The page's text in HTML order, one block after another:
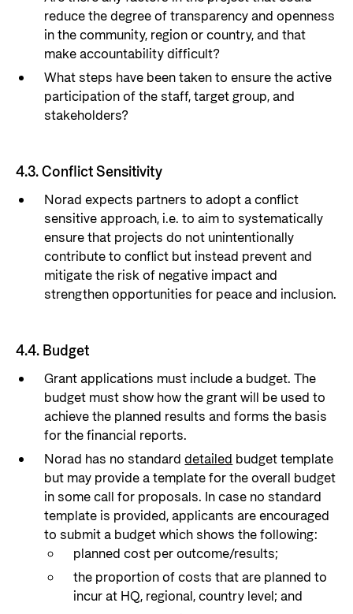
reduce the degree of transparency and openness
in the community, region or country, and that
make accountability difficult?
What steps have been taken to ensure the active
participation of the staff, target group, and
stakeholders?
4.3. Conflict Sensitivity
Norad expects partners to adopt a conflict
sensitive approach, i.e. to aim to systematically
ensure that projects do not unintentionally
contribute to conflict but instead prevent and
mitigate the risk of negative impact and
strengthen opportunities for peace and inclusion.
4.4. Budget
Grant applications must include a budget. The
budget must show how the grant will be used to
achieve the planned results and forms the basis
for the financial reports.
Norad has no standarddetailedbudget template
but may provide a template for the overall budget
in some call for proposals. In case no standard
template is provided, applicants are encouraged
to submit a budget which shows the following:
planned cost per outcome/results;
the proportion of costs that are planned to
incur at HQ, regional, country level; and